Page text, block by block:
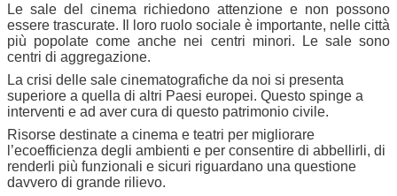
Le sale del cinema richiedono attenzione e non possono
essere trascurate. Il loro ruolo sociale è importante, nelle città
più popolate come anche nei centri minori. Le sale sono
centri di aggregazione.
La crisi delle sale cinematografiche da noi si presenta
superiore a quella di altri Paesi europei. Questo spinge a
interventi e ad aver cura di questo patrimonio civile.
Risorse destinate a cinema e teatri per migliorare
l’ecoefficienza degli ambienti e per consentire di abbellirli, di
renderli più funzionali e sicuri riguardano una questione
davvero di grande rilievo.